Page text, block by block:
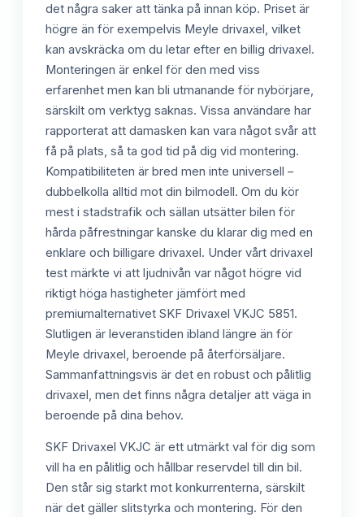
det några saker att tänka på innan köp. Priset är
högre än för exempelvis Meyle drivaxel, vilket
kan avskräcka om du letar efter en billig drivaxel.
Monteringen är enkel för den med viss
erfarenhet men kan bli utmanande för nybörjare,
särskilt om verktyg saknas. Vissa användare har
rapporterat att damasken kan vara något svår att
få på plats, så ta god tid på dig vid montering.
Kompatibiliteten är bred men inte universell –
dubbelkolla alltid mot din bilmodell. Om du kör
mest i stadstrafik och sällan utsätter bilen för
hårda påfrestningar kanske du klarar dig med en
enklare och billigare drivaxel. Under vårt drivaxel
test märkte vi att ljudnivån var något högre vid
riktigt höga hastigheter jämfört med
premiumalternativet SKF Drivaxel VKJC 5851.
Slutligen är leveranstiden ibland längre än för
Meyle drivaxel, beroende på återförsäljare.
Sammanfattningsvis är det en robust och pålitlig
drivaxel, men det finns några detaljer att väga in
beroende på dina behov.
SKF Drivaxel VKJC är ett utmärkt val för dig som
vill ha en pålitlig och hållbar reservdel till din bil.
Den står sig starkt mot konkurrenterna, särskilt
när det gäller slitstyrka och montering. För den